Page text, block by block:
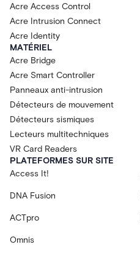
Acre Access Control
Acre Intrusion Connect
Acre Identity
MATÉRIEL
Acre Bridge
Acre Smart Controller
Panneaux anti-intrusion
Détecteurs de mouvement
Détecteurs sismiques
Lecteurs multitechniques
VR Card Readers
PLATEFORMES SUR SITE
Access It!
DNA Fusion
ACTpro
Omnis